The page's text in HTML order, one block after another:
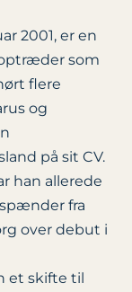
2001, er en
som
flere
og
på sit CV.
han allerede
fra
over debut i
et skifte til